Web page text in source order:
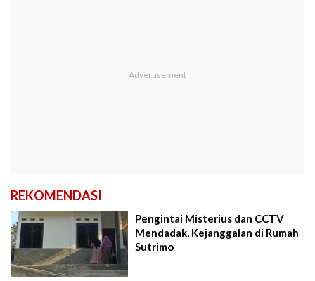
REKOMENDASI
Pengintai Misterius dan CCTV
Mendadak, Kejanggalan di Rumah
Sutrimo